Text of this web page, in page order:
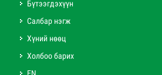
Бүтээгдэхүүн
Салбар нэгж
Хүний нөөц
Холбоо барих